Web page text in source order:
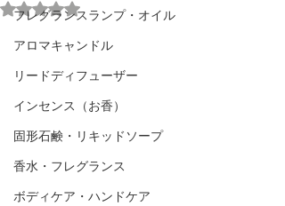
フレグランスランプ・オイル
アロマキャンドル
リードディフューザー
インセンス（お香）
固形石鹸・リキッドソープ
香水・フレグランス
ボディケア・ハンドケア
5つ星のうちNaNと評価されています。